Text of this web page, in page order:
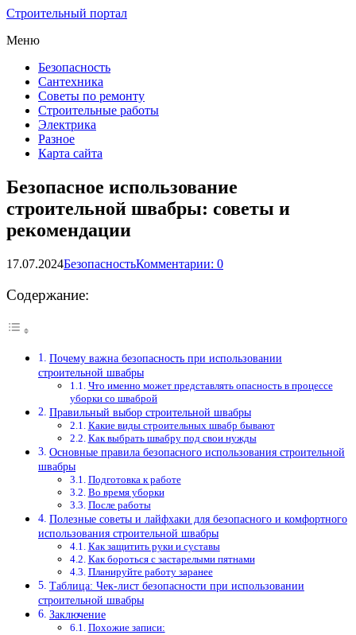
Строительный портал
Меню
Безопасность
Сантехника
Советы по ремонту
Строительные работы
Электрика
Разное
Карта сайта
Безопасное использование
строительной швабры: советы и
рекомендации
17.07.2024БезопасностьКомментарии: 0
Содержание:
Почему важна безопасность при использовании
строительной швабры
Что именно может представлять опасность в процессе
уборки со шваброй
Правильный выбор строительной швабры
Какие виды строительных швабр бывают
Как выбрать швабру под свои нужды
Основные правила безопасного использования строительной
швабры
Подготовка к работе
Во время уборки
После работы
Полезные советы и лайфхаки для безопасного и комфортного
использования строительной швабры
Как защитить руки и суставы
Как бороться с застарелыми пятнами
Планируйте работу заранее
Таблица: Чек-лист безопасности при использовании
строительной швабры
Заключение
Похожие записи: